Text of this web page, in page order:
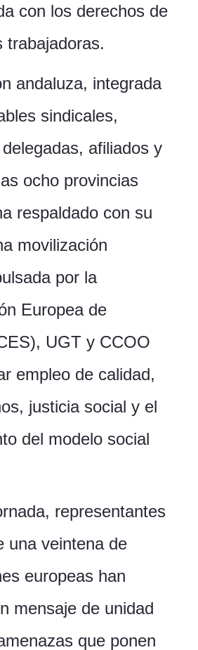
con los derechos de
trabajadoras.
andaluza, integrada
sindicales,
afiliados y
ocho provincias
respaldado con su
movilización
por la
Europea de
UGT y CCOO
empleo de calidad,
justicia social y el
del modelo social
representantes
una veintena de
europeas han
mensaje de unidad
que ponen